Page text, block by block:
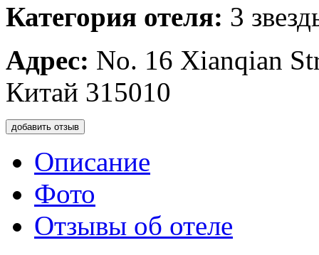
Категория отеля: 3
Адрес: No. 16 Xianqian
Китай 315010
добавить отзыв
Описание
Фото
Отзывы об отеле